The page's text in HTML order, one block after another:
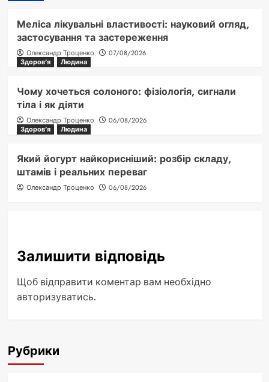
Меліса лікувальні властивості: науковий огляд,
застосування та застереження
Олександр Троценко
07/08/2026
Здоров'я
Людина
Чому хочеться солоного: фізіологія, сигнали
тіла і як діяти
Олександр Троценко
06/08/2026
Здоров'я
Людина
Який йогурт найкорисніший: розбір складу,
штамів і реальних переваг
Олександр Троценко 06/08/2026
Залишити відповідь
Щоб відправити коментар вам необхідно
авторизуватись.
Рубрики